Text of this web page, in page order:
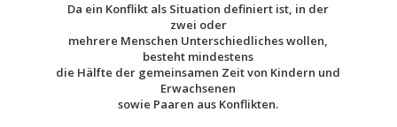
Da ein Konflikt als Situation definiert ist, in der
zwei oder
mehrere Menschen Unterschiedliches wollen,
besteht mindestens
die Hälfte der gemeinsamen Zeit von Kindern und
Erwachsenen
sowie Paaren aus Konflikten.